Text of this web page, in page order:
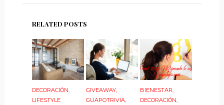
RELATED POSTS
DECORACIÓN,
LIFESTYLE
GIVEAWAY,
GUAPOTRIVIA,
BIENESTAR,
DECORACIÓN,